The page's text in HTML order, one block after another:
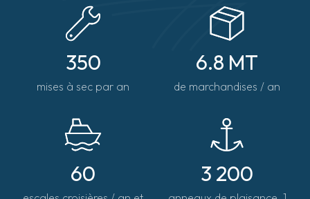
350
mises à sec par an
6.8 MT
de marchandises / an
60 3 200